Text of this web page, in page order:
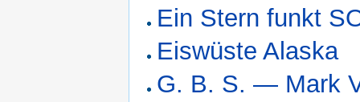
Ein Stern funkt
Eiswüste Alaska
G. B. S. — Mark